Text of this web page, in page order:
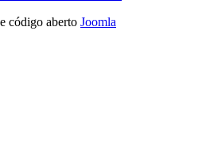
código aberto Joomla